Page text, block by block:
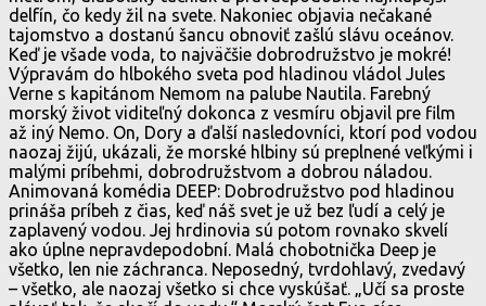
delfín, čo kedy žil na svete. Nakoniec objavia nečakané
tajomstvo a dostanú šancu obnoviť zašlú slávu oceánov.
Keď je všade voda, to najväčšie dobrodružstvo je mokré!
Výpravám do hlbokého sveta pod hladinou vládol Jules
Verne s kapitánom Nemom na palube Nautila. Farebný
morský život viditeľný dokonca z vesmíru objavil pre film
až iný Nemo. On, Dory a ďalší nasledovníci, ktorí pod vodou
naozaj žijú, ukázali, že morské hlbiny sú preplnené veľkými i
malými príbehmi, dobrodružstvom a dobrou náladou.
Animovaná komédia DEEP: Dobrodružstvo pod hladinou
prináša príbeh z čias, keď náš svet je už bez ľudí a celý je
zaplavený vodou. Jej hrdinovia sú potom rovnako skvelí
ako úplne nepravdepodobní. Malá chobotnička Deep je
všetko, len nie záchranca. Neposedný, tvrdohlavý, zvedavý
– všetko, ale naozaj všetko si chce vyskúšať. „Učí sa proste